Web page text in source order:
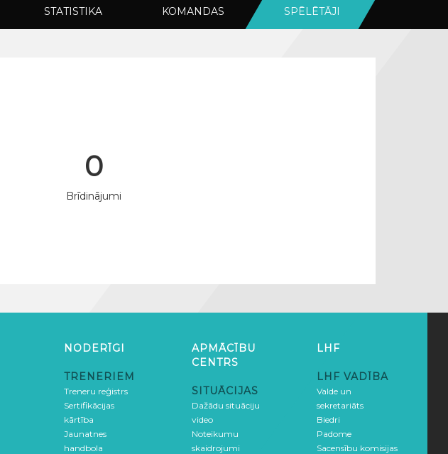
STATISTIKA KOMANDAS SPĒLĒTĀJI
0
Brīdinājumi
NODERĪGI
TRENERIEM
Treneru reģistrs
Sertifikācijas
kārtība
Jaunatnes
handbola
APMĀCĪBU
CENTRS
SITUĀCIJAS
Dažādu situāciju
video
Noteikumu
skaidrojumi
LHF
LHF VADĪBA
Valde un
sekretariāts
Biedri
Padome
Sacensību komisijas